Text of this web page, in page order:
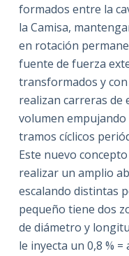
formados entre la
la Camisa,
en rotación
fuente de fuerza
transformados y
realizan carreras de
volumen
tramos cíclicos
Este nuevo
realizar un amplio
escalando distintas
pequeño tiene dos
de diámetro y
le inyecta un 0,8 %